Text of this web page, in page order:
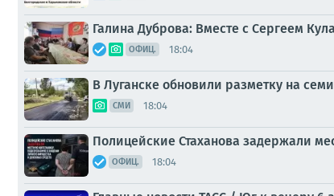
Галина Дуброва: Вместе с Сергеем
ОФИЦ. 18:04
В Луганске обновили разметку на
СМИ 18:04
Полицейские Стаханова задержали
ОФИЦ. 18:04